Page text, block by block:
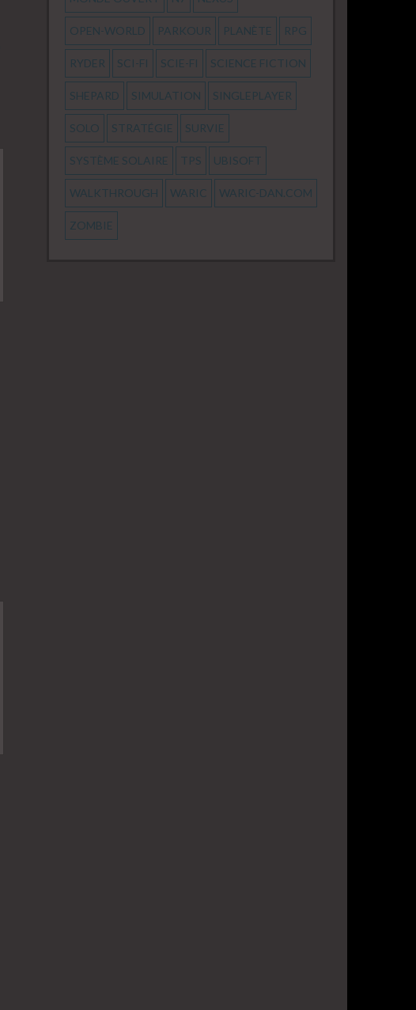
OPEN-WORLD PARKOUR PLANÈTE RPG
RYDER SCI-FI SCIE-FI SCIENCE FICTION
SHEPARD SIMULATION SINGLEPLAYER
SOLO STRATÉGIE SURVIE
SYSTÈME SOLAIRE TPS UBISOFT
WALKTHROUGH WARIC WARIC-DAN.COM
ZOMBIE